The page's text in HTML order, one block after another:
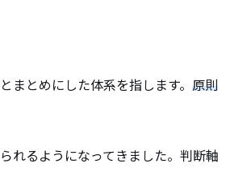
とめにした体系を指します。 原則
れるようになってきました。判断軸